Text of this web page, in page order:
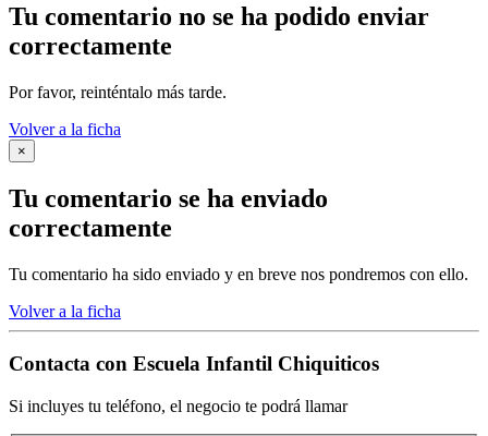
Tu comentario no se ha podido enviar
correctamente
Por favor, reinténtalo más tarde.
Volver a la ficha
×
Tu comentario se ha enviado
correctamente
Tu comentario ha sido enviado y en breve nos pondremos con ello.
Volver a la ficha
Contacta con Escuela Infantil Chiquiticos
Si incluyes tu teléfono, el negocio te podrá llamar